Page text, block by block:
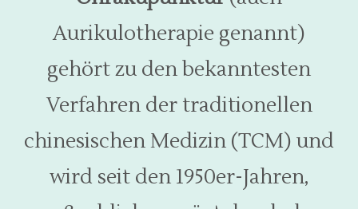
Aurikulotherapie genannt)
gehört zu den bekanntesten
Verfahren der traditionellen
chinesischen Medizin (TCM) und
wird seit den 1950er-Jahren,